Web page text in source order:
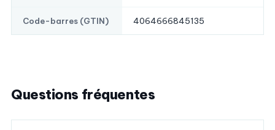
Code-barres (GTIN) 4064666845135
Questions fréquentes